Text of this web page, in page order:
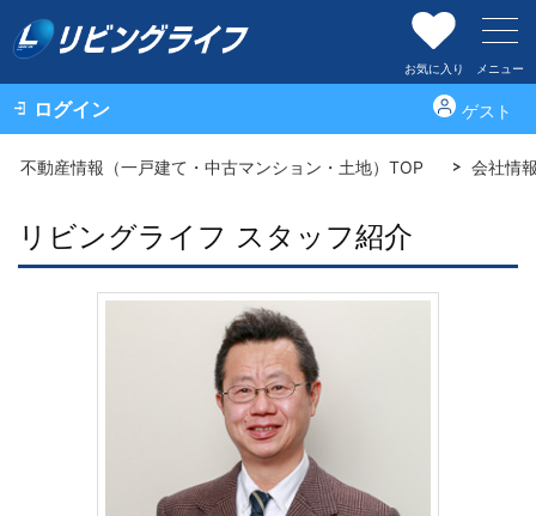
お気に入り メニュー
ログイン ゲスト
不動産情報（一戸建て・中古マンション・土地）TOP 会社情
リビングライフ スタッフ紹介